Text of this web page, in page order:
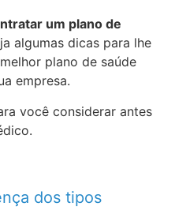
um plano de
algumas dicas para lhe
plano de saúde
empresa.
você considerar antes
dos tipos